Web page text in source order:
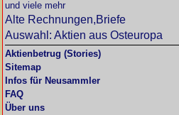
und viele mehr
Alte Rechnungen,Briefe
Auswahl: Aktien aus Osteuropa
Aktienbetrug (Stories)
Sitemap
Infos für Neusammler
FAQ
Über uns